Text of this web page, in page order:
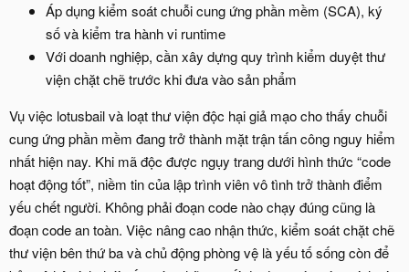
Áp dụng kiểm soát chuỗi cung ứng phần mềm (SCA), ký
số và kiểm tra hành vi runtime
Với doanh nghiệp, cần xây dựng quy trình kiểm duyệt thư
viện chặt chẽ trước khi đưa vào sản phẩm
Vụ việc lotusbail và loạt thư viện độc hại giả mạo cho thấy chuỗi
cung ứng phần mềm đang trở thành mặt trận tấn công nguy hiểm
nhất hiện nay. Khi mã độc được ngụy trang dưới hình thức “code
hoạt động tốt”, niềm tin của lập trình viên vô tình trở thành điểm
yếu chết người. Không phải đoạn code nào chạy đúng cũng là
đoạn code an toàn. Việc nâng cao nhận thức, kiểm soát chặt chẽ
thư viện bên thứ ba và chủ động phòng vệ là yếu tố sống còn để